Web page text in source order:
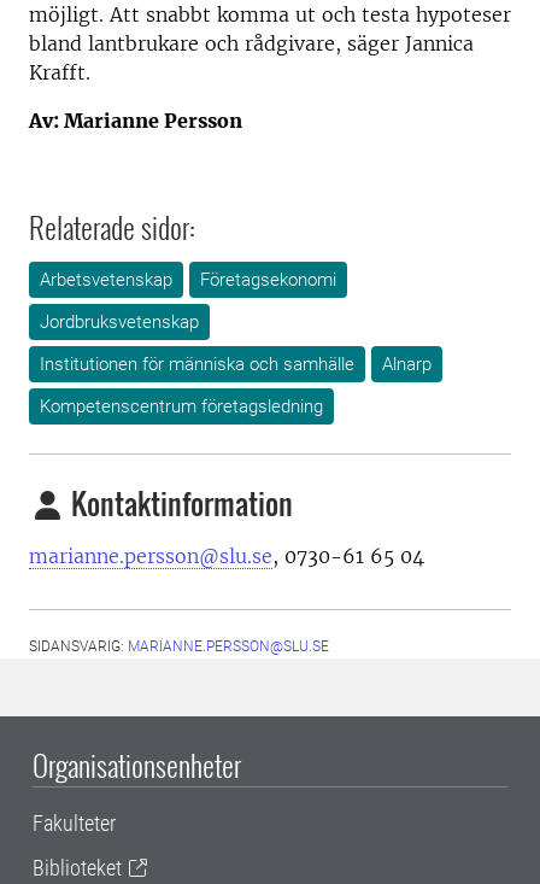
möjligt. Att snabbt komma ut och testa hypoteser
bland lantbrukare och rådgivare, säger Jannica
Krafft.
Av: Marianne Persson
Relaterade sidor:
Arbetsvetenskap
Företagsekonomi
Jordbruksvetenskap
Institutionen för människa och samhälle
Alnarp
Kompetenscentrum företagsledning
Kontaktinformation
marianne.persson@slu.se, 0730-61 65 04
SIDANSVARIG: MARIANNE.PERSSON@SLU.SE
Organisationsenheter
Fakulteter
Biblioteket